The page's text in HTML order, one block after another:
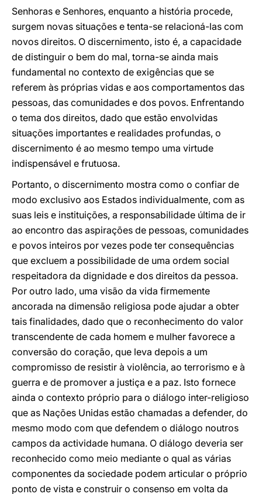
Senhoras e Senhores, enquanto a história procede,
surgem novas situações e tenta-se relacioná-las com
novos direitos. O discernimento, isto é, a capacidade
de distinguir o bem do mal, torna-se ainda mais
fundamental no contexto de exigências que se
referem às próprias vidas e aos comportamentos das
pessoas, das comunidades e dos povos. Enfrentando
o tema dos direitos, dado que estão envolvidas
situações importantes e realidades profundas, o
discernimento é ao mesmo tempo uma virtude
indispensável e frutuosa.
Portanto, o discernimento mostra como o confiar de
modo exclusivo aos Estados individualmente, com as
suas leis e instituições, a responsabilidade última de ir
ao encontro das aspirações de pessoas, comunidades
e povos inteiros por vezes pode ter consequências
que excluem a possibilidade de uma ordem social
respeitadora da dignidade e dos direitos da pessoa.
Por outro lado, uma visão da vida firmemente
ancorada na dimensão religiosa pode ajudar a obter
tais finalidades, dado que o reconhecimento do valor
transcendente de cada homem e mulher favorece a
conversão do coração, que leva depois a um
compromisso de resistir à violência, ao terrorismo e à
guerra e de promover a justiça e a paz. Isto fornece
ainda o contexto próprio para o diálogo inter-religioso
que as Nações Unidas estão chamadas a defender, do
mesmo modo com que defendem o diálogo noutros
campos da actividade humana. O diálogo deveria ser
reconhecido como meio mediante o qual as várias
componentes da sociedade podem articular o próprio
ponto de vista e construir o consenso em volta da